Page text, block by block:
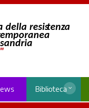
Biblioteca